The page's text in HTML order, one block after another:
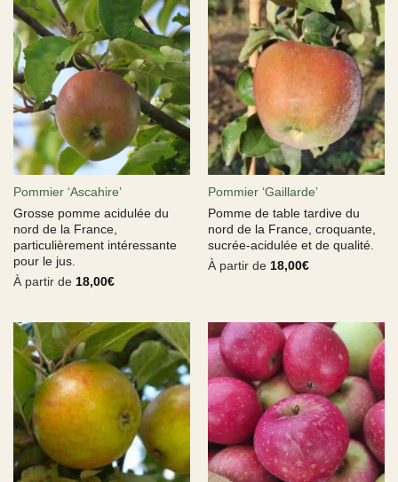
Pommier ‘Ascahire’
Grosse pomme acidulée du
nord de la France,
particulièrement intéressante
pour le jus.
À partir de 18,00€
Pommier ‘Gaillarde’
Pomme de table tardive du
nord de la France, croquante,
sucrée-acidulée et de qualité.
À partir de 18,00€